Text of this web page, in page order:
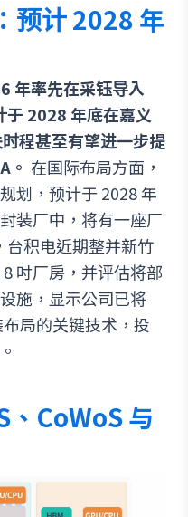
预计 2028 年
年率先在采钰导入
于 2028 年底在嘉义
程甚至有望进一步提
。 在国际布局方面，
划，预计于 2028 年
装厂中，将有一座厂
台积电近期整并新竹
吋厂房，并评估将部
施，显示公司已将
局的关键技术，投
CoWoS 与